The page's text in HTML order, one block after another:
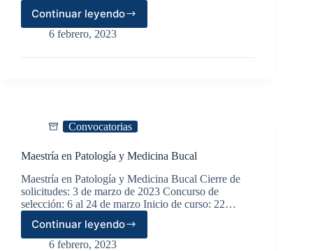
Continuar leyendo
Revista
Tramas.
y
6 febrero, 2023
Convocatorias
Maestría en Patología y Medicina Bucal
Maestría en Patología y Medicina Bucal Cierre de
solicitudes: 3 de marzo de 2023 Concurso de
selección: 6 al 24 de marzo Inicio de curso: 22…
Continuar leyendo
Maestría
en
6 febrero, 2023